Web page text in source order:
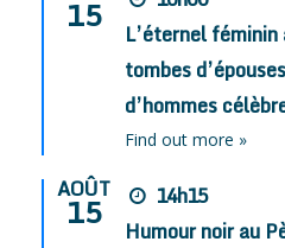
15
L’éternel
tombes
d’hommes
Find out more »
AOÛT
15
14h15
Humour noir au